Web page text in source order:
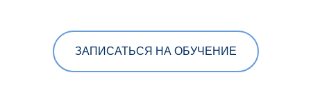
ЗАПИСАТЬСЯ НА ОБУЧЕНИЕ